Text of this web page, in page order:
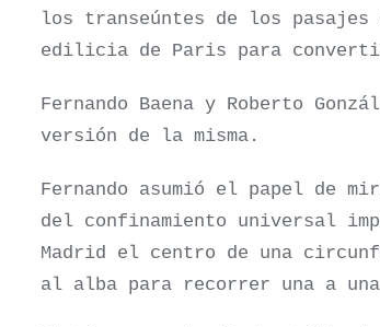
los transeúntes de los pasajes
edilicia de Paris para
Fernando Baena y Roberto
versión de la misma.
Fernando asumió el papel de
del confinamiento universal
Madrid el centro de una
al alba para recorrer una a